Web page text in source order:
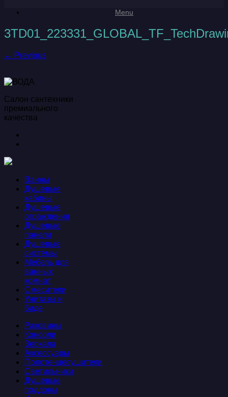
Menu
← Previous
Салон сантехники
премиального
качества
Ванны
Душевые
кабины
Душевые
ограждения
Душевые
панели
Душевые
системы
Мебель для
ванных
комнат
Смесители
Унитазы и
биде
Раковины
Консоли
Зеркала
Аксессуары
Полотенцесушители
Светильники
Душевые
поддоны